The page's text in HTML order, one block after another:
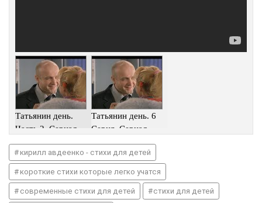
Татьянин день.
Часть 2. Сериал.
Мелодра
Татьянин день. 6
Серия. Сериал.
Мелодра
кирилл авдеенко - стихи для детей
короткие стихи которые легко учатся
современные стихи для детей стихи для детей